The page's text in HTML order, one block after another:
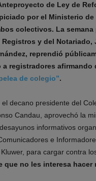
de Ley de
por el Ministerio
colectivos. La
Registros y del Notariado,
reprendió
a registradores afirmando
de colegio”.
el decano presidente del
Candau, aprovechó la
informativos
e
para cargar contra
que no les interesa hacer